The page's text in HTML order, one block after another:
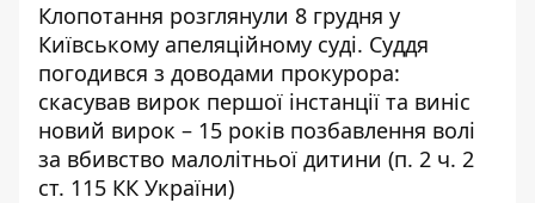
Клопотання розглянули 8 грудня у
Київському апеляційному суді. Суддя
погодився з доводами прокурора:
скасував вирок першої інстанції та виніс
новий вирок – 15 років позбавлення волі
за вбивство малолітньої дитини (п. 2 ч. 2
ст. 115 КК України)